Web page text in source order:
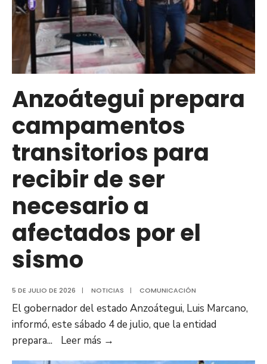
ayuda
humanitaria
vía
marítima
desde
Anzoátegui
a
la
región
central
país
Anzoátegui prepara
campamentos
transitorios para
recibir de ser
necesario a
afectados por el
sismo
5 DE JULIO DE 2026 | NOTICIAS | COMUNICACIÓN
El gobernador del estado Anzoátegui, Luis Marcano,
informó, este sábado 4 de julio, que la entidad
prepara... Leer más →